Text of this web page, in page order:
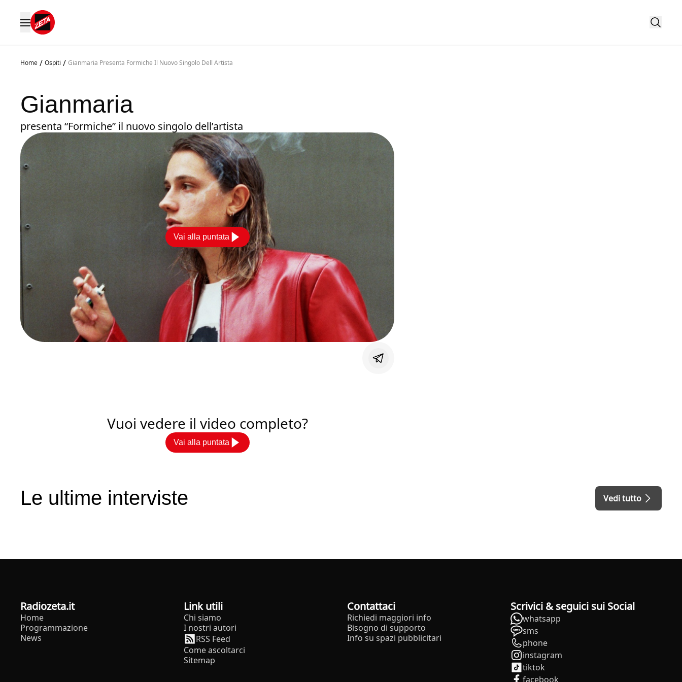
Home / Ospiti / Gianmaria Presenta Formiche Il Nuovo Singolo Dell Artista
Gianmaria
presenta “Formiche” il nuovo singolo dell’artista
Vai alla puntata
Vuoi vedere il video completo?
Vai alla puntata
Le ultime interviste Vedi tutto
radiozeta.it
Home
Programmazione
News
Link utili
Chi siamo
I nostri autori
RSS Feed
Come ascoltarci
Sitemap
Contattaci
Richiedi maggiori info
Bisogno di supporto
Info su spazi pubblicitari
Scrivici & seguici sui Social
whatsapp
sms
phone
instagram
tiktok
facebook